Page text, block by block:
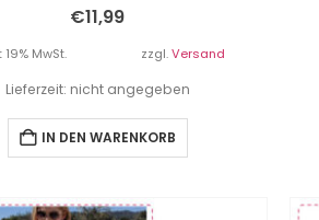
€11,99
MwSt. zzgl.Versand
Lieferzeit: nicht angegeben
IN DEN WARENKORB